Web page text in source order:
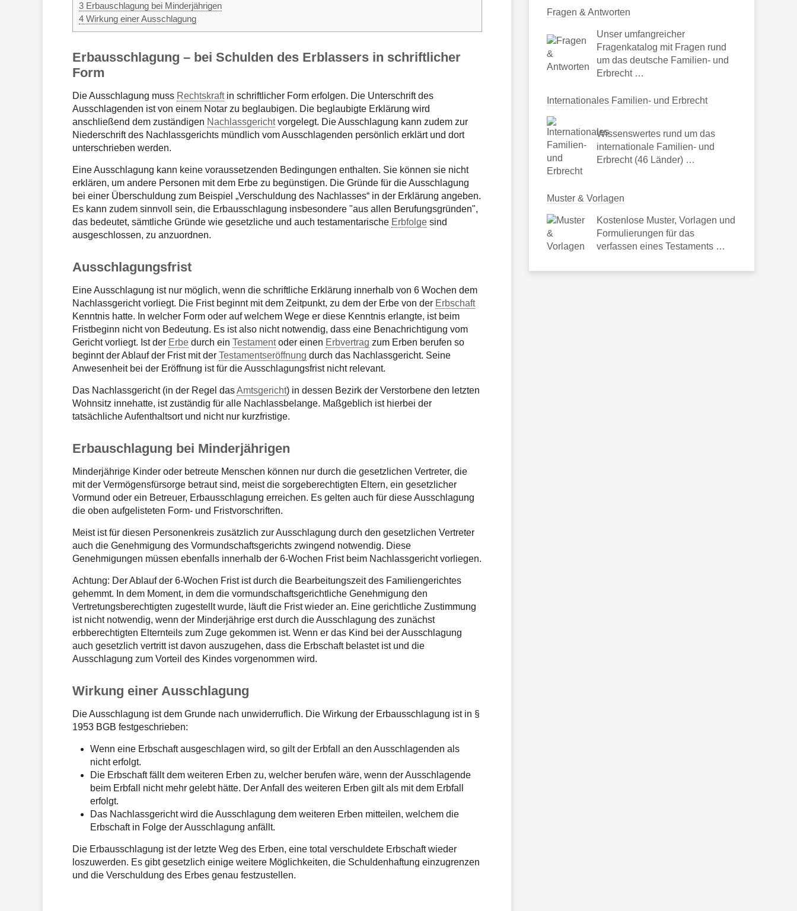
3 Erbauschlagung bei Minderjährigen
4 Wirkung einer Ausschlagung
Erbausschlagung – bei Schulden des Erblassers in schriftlicher
Form
Die Ausschlagung muss Rechtskraftin schriftlicher Form erfolgen. Die Unterschrift des
Ausschlagenden ist von einem Notar zu beglaubigen. Die beglaubigte Erklärung wird
anschließend dem zuständigen Nachlassgerichtvorgelegt. Die Ausschlagung kann zudem zur
Niederschrift des Nachlassgerichts mündlich vom Ausschlagenden persönlich erklärt und dort
unterschrieben werden.
Eine Ausschlagung kann keine voraussetzenden Bedingungen enthalten. Sie können sie nicht
erklären, um andere Personen mit dem Erbe zu begünstigen. Die Gründe für die Ausschlagung
bei einer Überschuldung zum Beispiel „Verschuldung des Nachlasses“ in der Erklärung angeben.
Es kann zudem sinnvoll sein, die Erbausschlagung insbesondere "aus allen Berufungsgründen",
das bedeutet, sämtliche Gründe wie gesetzliche und auch testamentarische Erbfolge sind
ausgeschlossen, zu anzuordnen.
Ausschlagungsfrist
Eine Ausschlagung ist nur möglich, wenn die schriftliche Erklärung innerhalb von 6 Wochen dem
Nachlassgericht vorliegt. Die Frist beginnt mit dem Zeitpunkt, zu dem der Erbe von der Erbschaft
Kenntnis hatte. In welcher Form oder auf welchem Wege er diese Kenntnis erlangte, ist beim
Fristbeginn nicht von Bedeutung. Es ist also nicht notwendig, dass eine Benachrichtigung vom
Gericht vorliegt. Ist der Erbe durch ein Testamentoder einen Erbvertrag zum Erben berufen so
beginnt der Ablauf der Frist mit der Testamentseröffnung durch das Nachlassgericht. Seine
Anwesenheit bei der Eröffnung ist für die Ausschlagungsfrist nicht relevant.
Das Nachlassgericht (in der Regel dasAmtsgericht) in dessen Bezirk der Verstorbene den letzten
Wohnsitz innehatte, ist zuständig für alle Nachlassbelange. Maßgeblich ist hierbei der
tatsächliche Aufenthaltsort und nicht nur kurzfristige.
Erbauschlagung bei Minderjährigen
Minderjährige Kinder oder betreute Menschen können nur durch die gesetzlichen Vertreter, die
mit der Vermögensfürsorge betraut sind, meist die sorgeberechtigten Eltern, ein gesetzlicher
Vormund oder ein Betreuer, Erbausschlagung erreichen. Es gelten auch für diese Ausschlagung
die oben aufgelisteten Form- und Fristvorschriften.
Meist ist für diesen Personenkreis zusätzlich zur Ausschlagung durch den gesetzlichen Vertreter
auch die Genehmigung des Vormundschaftsgerichts zwingend notwendig. Diese
Genehmigungen müssen ebenfalls innerhalb der 6-Wochen Frist beim Nachlassgericht vorliegen.
Achtung: Der Ablauf der 6-Wochen Frist ist durch die Bearbeitungszeit des Familiengerichtes
gehemmt. In dem Moment, in dem die vormundschaftsgerichtliche Genehmigung den
Vertretungsberechtigten zugestellt wurde, läuft die Frist wieder an. Eine gerichtliche Zustimmung
ist nicht notwendig, wenn der Minderjährige erst durch die Ausschlagung des zunächst
erbberechtigten Elternteils zum Zuge gekommen ist. Wenn er das Kind bei der Ausschlagung
auch gesetzlich vertritt ist davon auszugehen, dass die Erbschaft belastet ist und die
Ausschlagung zum Vorteil des Kindes vorgenommen wird.
Wirkung einer Ausschlagung
Die Ausschlagung ist dem Grunde nach unwiderruflich. Die Wirkung der Erbausschlagung ist in §
1953 BGB festgeschrieben:
Wenn eine Erbschaft ausgeschlagen wird, so gilt der Erbfall an den Ausschlagenden als
nicht erfolgt.
Die Erbschaft fällt dem weiteren Erben zu, welcher berufen wäre, wenn der Ausschlagende
beim Erbfall nicht mehr gelebt hätte. Der Anfall des weiteren Erben gilt als mit dem Erbfall
erfolgt.
Das Nachlassgericht wird die Ausschlagung dem weiteren Erben mitteilen, welchem die
Erbschaft in Folge der Ausschlagung anfällt.
Die Erbausschlagung ist der letzte Weg des Erben, eine total verschuldete Erbschaft wieder
loszuwerden. Es gibt gesetzlich einige weitere Möglichkeiten, die Schuldenhaftung einzugrenzen
und die Verschuldung des Erbes genau festzustellen.
Fragen & Antworten
Unser umfangreicher
Fragenkatalog mit Fragen rund
um das deutsche Familien- und
Erbrecht …
Internationales Familien- und Erbrecht
Wissenswertes rund um das
internationale Familien- und
Erbrecht (46 Länder) …
Muster & Vorlagen
Kostenlose Muster, Vorlagen und
Formulierungen für das
verfassen eines Testaments …